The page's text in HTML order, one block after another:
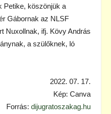
Petike, köszönjük a
Gábornak az NLSF
Nuxollnak, ifj. Kövy András
a szülőknek, ló
2022. 07. 17.
Kép: Canva
Forrás: dijugratoszakag.hu